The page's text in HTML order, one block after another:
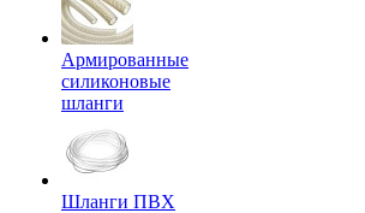
Армированные
силиконовые
шланги
Шланги ПВХ